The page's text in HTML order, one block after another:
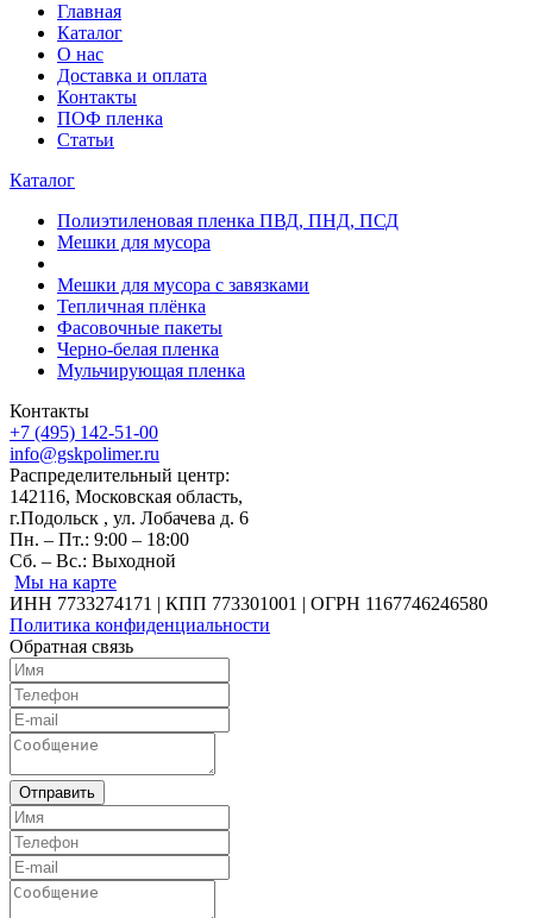
Главная
Каталог
О нас
Доставка и оплата
Контакты
ПОФ пленка
Статьи
Каталог
Полиэтиленовая пленка ПВД, ПНД, ПСД
Мешки для мусора
Мешки для мусора с завязками
Тепличная плёнка
Фасовочные пакеты
Черно-белая пленка
Мульчирующая пленка
Контакты
+7 (495) 142-51-00
info@gskpolimer.ru
Распределительный центр:
142116, Московская область,
г.Подольск , ул. Лобачева д. 6
Пн. – Пт.: 9:00 – 18:00
Сб. – Вс.: Выходной
Мы на карте
ИНН 7733274171 | КПП 773301001 | ОГРН 1167746246580
Политика конфиденциальности
Обратная связь
Отправить